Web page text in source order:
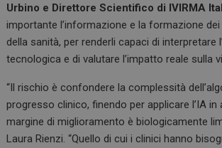
Urbino e Direttore Scientifico di IVIRMA
importante l’informazione e la formazione
della sanità, per renderli capaci di interpretare
tecnologica e di valutare l’impatto reale sulla
“Il rischio è confondere la complessità
progresso clinico, finendo per applicare l’IA in
margine di miglioramento è biologicamente
Laura Rienzi. “Quello di cui i clinici hanno